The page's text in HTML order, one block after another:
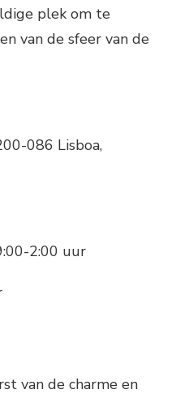
plek om te
van de sfeer van de
086 Lisboa,
2:00 uur
van de charme en